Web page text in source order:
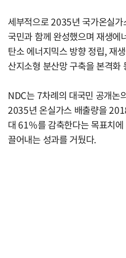
세부적으로 2035년 국가온실
국민과 함께 완성했으며 재생에
탄소 에너지믹스 방향 정립, 재
산지소형 분산망 구축을 본격화
NDC는 7차례의 대국민 공개논
2035년 온실가스 배출량을
대 61%를 감축한다는 목표치
끌어내는 성과를 거뒀다.